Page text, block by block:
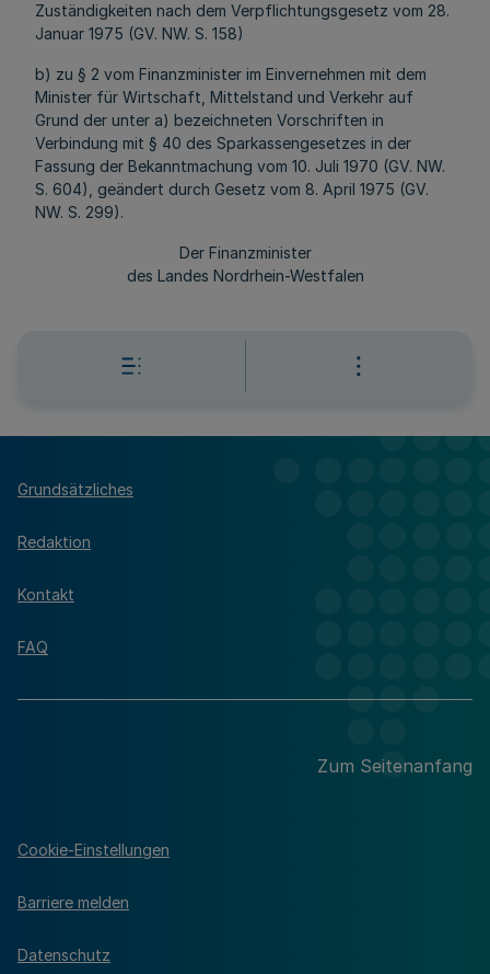
Zuständigkeiten nach dem Verpflichtungsgesetz vom 28.
Januar 1975 (GV. NW. S. 158)
b) zu § 2 vom Finanzminister im Einvernehmen mit dem
Minister für Wirtschaft, Mittelstand und Verkehr auf
Grund der unter a) bezeichneten Vorschriften in
Verbindung mit § 40 des Sparkassengesetzes in der
Fassung der Bekanntmachung vom 10. Juli 1970 (GV. NW.
S. 604), geändert durch Gesetz vom 8. April 1975 (GV.
NW. S. 299).
Der Finanzminister
des Landes Nordrhein-Westfalen
Grundsätzliches
Redaktion
Kontakt
FAQ
Zum Seitenanfang
Cookie-Einstellungen
Barriere melden
Datenschutz